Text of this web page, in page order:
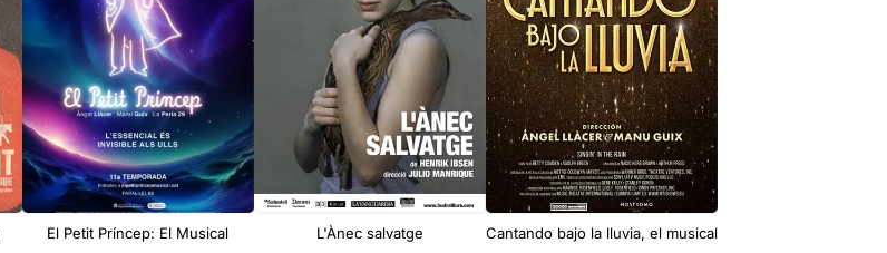
El Petit Príncep: El Musical L'Ànec salvatge Cantando bajo la lluvia, el musical